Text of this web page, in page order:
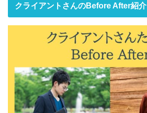
クライアントさんのBefore After紹介